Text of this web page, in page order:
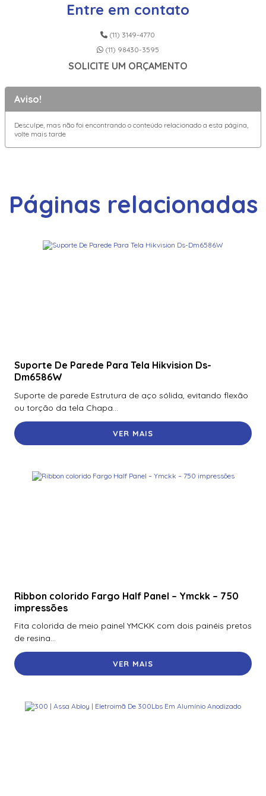
Entre em contato
(11) 3149-4770
(11) 98430-3595
SOLICITE UM ORÇAMENTO
Aviso!
Desculpe, mas não foi encontrando o conteúdo relacionado a esta página,
volte mais tarde
Páginas relacionadas
Suporte De Parede Para Tela Hikvision Ds-
Dm6586W
Suporte de parede Estrutura de aço sólida, evitando flexão
ou torção da tela Chapa...
VER MAIS
Ribbon colorido Fargo Half Panel – Ymckk – 750
impressões
Fita colorida de meio painel YMCKK com dois painéis pretos
de resina...
VER MAIS